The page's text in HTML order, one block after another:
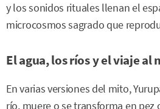
y los sonidos rituales llenan el
microcosmos sagrado que
El agua, los ríos y el viaje al
En varias versiones del mito,
río, muere o se transforma en pez